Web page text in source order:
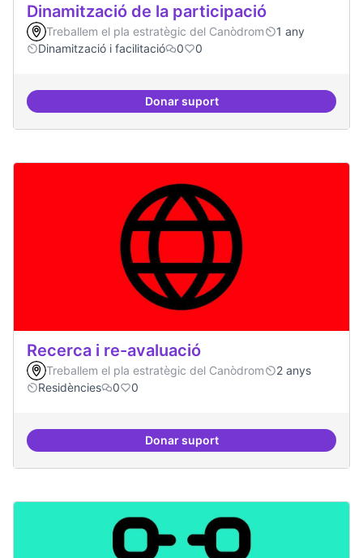
Dinamització de la participació
Treballem el pla estratègic del Canòdrom
1 any
Dinamització i facilitació
0 0
Donar suportDinamització de la participació
Recerca i re-avaluació
Treballem el pla estratègic del Canòdrom
2 anys
Residències
0 0
Donar suportRecerca i re-avaluació